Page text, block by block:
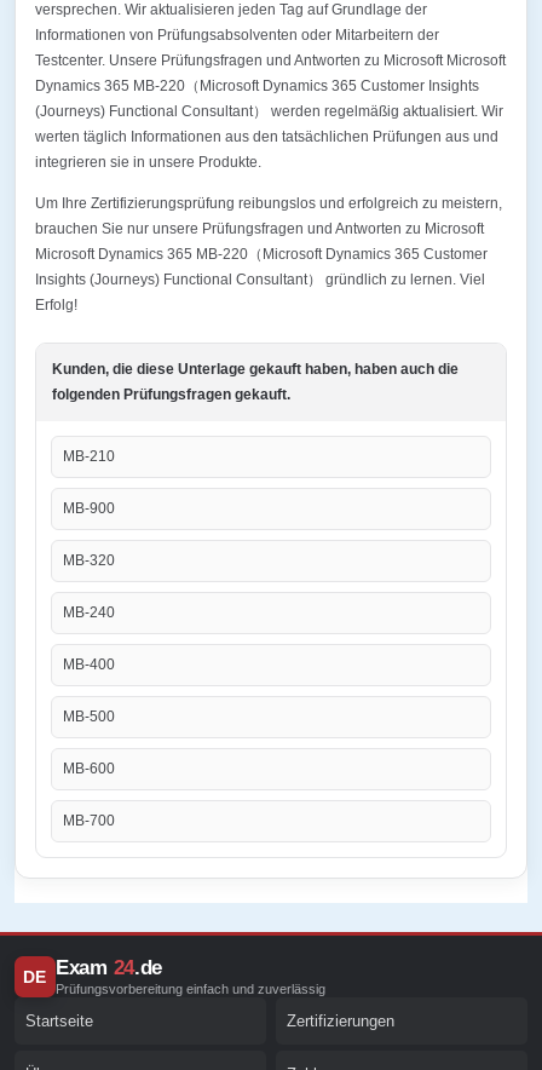
versprechen. Wir aktualisieren jeden Tag auf Grundlage der
Informationen von Prüfungsabsolventen oder Mitarbeitern der
Testcenter. Unsere Prüfungsfragen und Antworten zu Microsoft Microsoft
Dynamics 365 MB-220（Microsoft Dynamics 365 Customer Insights
(Journeys) Functional Consultant） werden regelmäßig aktualisiert. Wir
werten täglich Informationen aus den tatsächlichen Prüfungen aus und
integrieren sie in unsere Produkte.
Um Ihre Zertifizierungsprüfung reibungslos und erfolgreich zu meistern,
brauchen Sie nur unsere Prüfungsfragen und Antworten zu Microsoft
Microsoft Dynamics 365 MB-220（Microsoft Dynamics 365 Customer
Insights (Journeys) Functional Consultant） gründlich zu lernen. Viel
Erfolg!
Kunden, die diese Unterlage gekauft haben, haben auch die
folgenden Prüfungsfragen gekauft.
MB-210
MB-900
MB-320
MB-240
MB-400
MB-500
MB-600
MB-700
DE Exam 24.de
Prüfungsvorbereitung einfach und zuverlässig
Startseite Zertifizierungen